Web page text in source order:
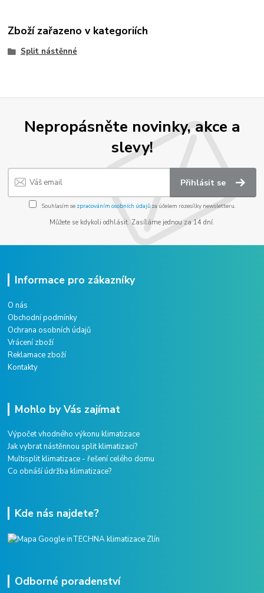
Zboží zařazeno v kategoriích
Split nástěnné
Nepropásněte novinky, akce a
slevy!
Přihlásit se
Souhlasím se zpracováním osobních údajůza účelem rozesílky newsletteru.
Můžete se kdykoli odhlásit. Zasíláme jednou za 14 dní.
Informace pro zákazníky
O nás
Obchodní podmínky
Ochrana osobních údajů
Vrácení zboží
Reklamace zboží
Kontakty
Mohlo by Vás zajímat
Výpočet vhodného výkonu klimatizace
Jak vybrat nástěnnou split klimatizaci?
Multisplit klimatizace - řešení celého domu
Co obnáší údržba klimatizace?
Kde nás najdete?
Odborné poradenství